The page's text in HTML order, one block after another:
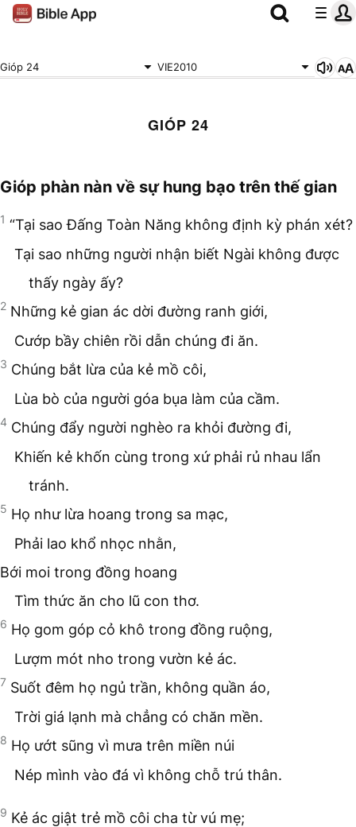
Gióp 24 VIE2010
GIÓP 24
Gióp phàn nàn về sự hung bạo trên thế gian
1 “Tại sao Đấng Toàn Năng không định kỳ phán xét?
Tại sao những người nhận biết Ngài không được
thấy ngày ấy?
2 Những kẻ gian ác dời đường ranh giới,
Cướp bầy chiên rồi dẫn chúng đi ăn.
3 Chúng bắt lừa của kẻ mồ côi,
Lùa bò của người góa bụa làm của cầm.
4 Chúng đẩy người nghèo ra khỏi đường đi,
Khiến kẻ khốn cùng trong xứ phải rủ nhau lẩn
tránh.
5 Họ như lừa hoang trong sa mạc,
Phải lao khổ nhọc nhằn,
Bới moi trong đồng hoang
Tìm thức ăn cho lũ con thơ.
6 Họ gom góp cỏ khô trong đồng ruộng,
Lượm mót nho trong vườn kẻ ác.
7 Suốt đêm họ ngủ trần, không quần áo,
Trời giá lạnh mà chẳng có chăn mền.
8 Họ ướt sũng vì mưa trên miền núi
Nép mình vào đá vì không chỗ trú thân.
9 Kẻ ác giật trẻ mồ côi cha từ vú mẹ;